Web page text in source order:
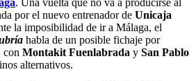
por el nuevo entrenador de Unicaja
la imposibilidad de ir a Málaga, el
habla de un posible fichaje por
con Montakit Fuenlabrada y San Pablo
alternativos.